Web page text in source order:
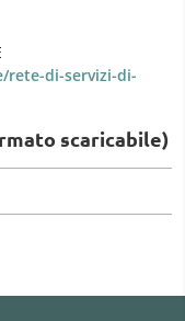
rete-di-servizi-di-
scaricabile)